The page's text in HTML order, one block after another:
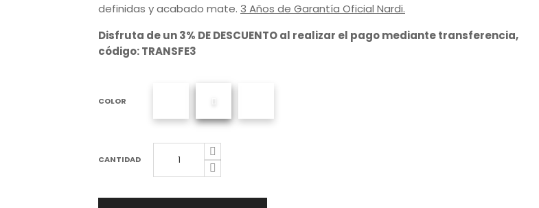
definidas y acabado mate. 3 Años de Garantía Oficial Nardi.
Disfruta de un 3% DE DESCUENTO al realizar el pago mediante transferencia,
código: TRANSFE3
COLOR
CANTIDAD